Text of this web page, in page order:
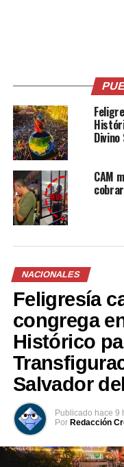
Pese a que se
procedimiento fue
principal señalado por
se encuentra prófugo.
CAM
NACIONALES
Feligresía
congrega
Histórico
Salvador
Publicado hace 9
Por Redacción